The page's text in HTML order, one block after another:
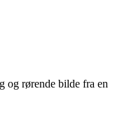
og rørende bilde fra en